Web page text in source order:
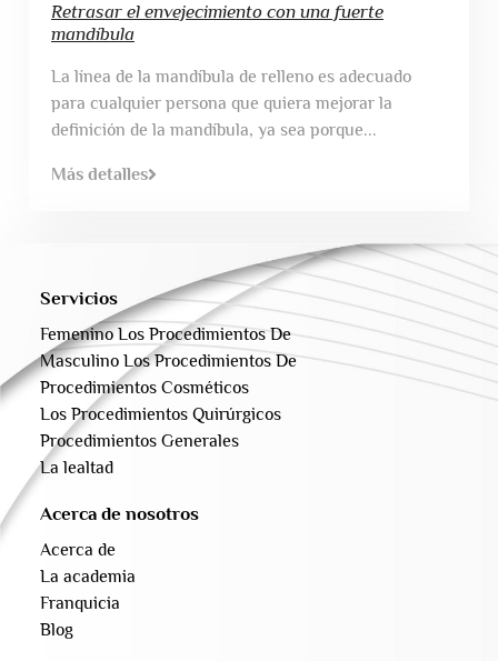
Retrasar el envejecimiento con una fuerte
mandíbula
La línea de la mandíbula de relleno es adecuado
para cualquier persona que quiera mejorar la
definición de la mandíbula, ya sea porque...
Más detalles
Servicios
Femenino Los Procedimientos De
Masculino Los Procedimientos De
Procedimientos Cosméticos
Los Procedimientos Quirúrgicos
Procedimientos Generales
La lealtad
Acerca de nosotros
Acerca de
La academia
Franquicia
Blog